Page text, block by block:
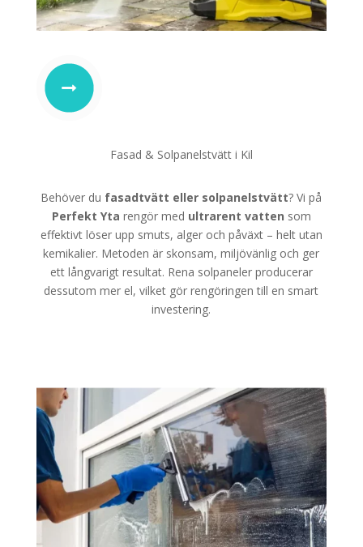
Fasad & Solpanelstvätt i Kil
Behöver du fasadtvätt eller solpanelstvätt? Vi på
Perfekt Yta rengör med ultrarent vatten som
effektivt löser upp smuts, alger och påväxt – helt utan
kemikalier. Metoden är skonsam, miljövänlig och ger
ett långvarigt resultat. Rena solpaneler producerar
dessutom mer el, vilket gör rengöringen till en smart
investering.